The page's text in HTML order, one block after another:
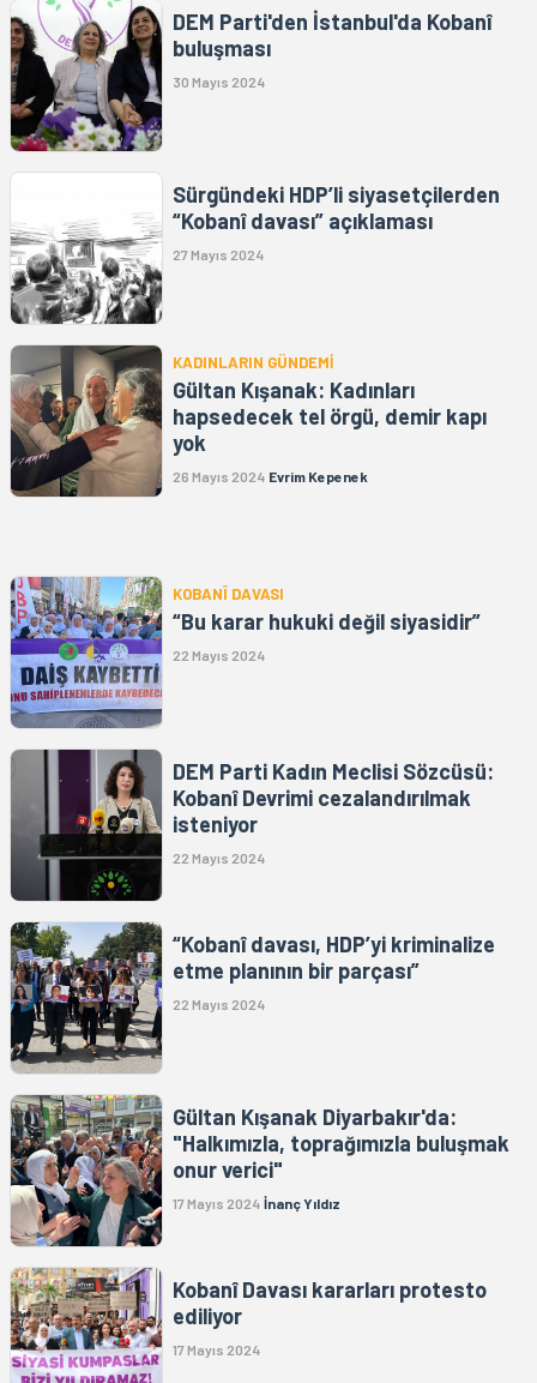
DEM Parti'den İstanbul'da Kobanî
buluşması
30 Mayıs 2024
Sürgündeki HDP’li siyasetçilerden
“Kobanî davası” açıklaması
27 Mayıs 2024
KADINLARIN GÜNDEMİ
Gültan Kışanak: Kadınları
hapsedecek tel örgü, demir kapı
yok
26 Mayıs 2024 Evrim Kepenek
KOBANÎ DAVASI
“Bu karar hukuki değil siyasidir”
22 Mayıs 2024
DEM Parti Kadın Meclisi Sözcüsü:
Kobanî Devrimi cezalandırılmak
isteniyor
22 Mayıs 2024
“Kobanî davası, HDP’yi kriminalize
etme planının bir parçası”
22 Mayıs 2024
Gültan Kışanak Diyarbakır'da:
"Halkımızla, toprağımızla buluşmak
onur verici"
17 Mayıs 2024 İnanç Yıldız
Kobanî Davası kararları protesto
ediliyor
17 Mayıs 2024